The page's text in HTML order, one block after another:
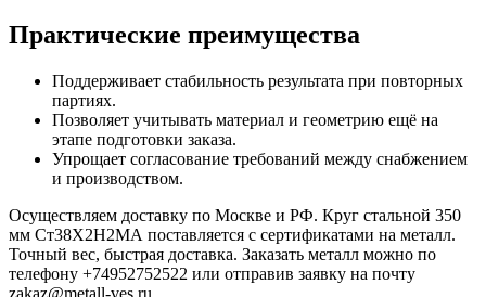
Практические преимущества
Поддерживает стабильность результата при повторных
партиях.
Позволяет учитывать материал и геометрию ещё на
этапе подготовки заказа.
Упрощает согласование требований между снабжением
и производством.
Осуществляем доставку по Москве и РФ. Круг стальной 350
мм Ст38Х2Н2МА поставляется с сертификатами на металл.
Точный вес, быстрая доставка. Заказать металл можно по
телефону +74952752522 или отправив заявку на почту
zakaz@metall-ves.ru.